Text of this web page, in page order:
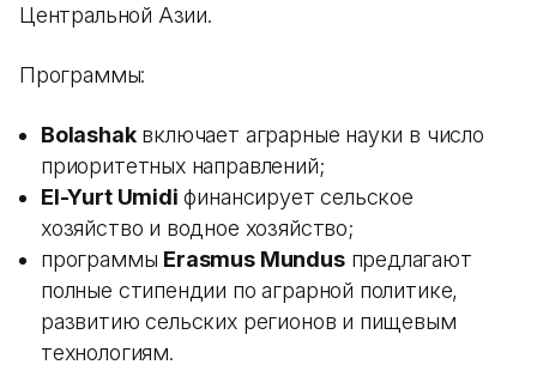
Центральной Азии.
Программы:
Bolashakвключает аграрные науки в число
приоритетных направлений;
El-Yurt Umidi финансирует сельское
хозяйство и водное хозяйство;
программы Erasmus Mundusпредлагают
полные стипендии по аграрной политике,
развитию сельских регионов и пищевым
технологиям.